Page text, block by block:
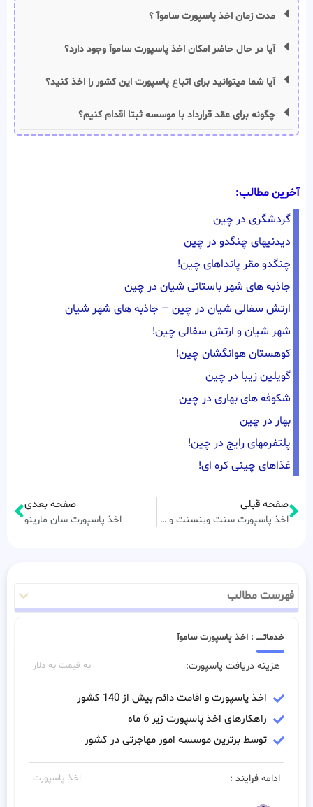
مدت زمان اخذ پاسپورت ساموآ ؟
آیا در حال حاضر امکان اخذ پاسپورت ساموآ وجود دارد؟
آیا شما میتوانید برای اتباع پاسپورت این کشور را اخذ کنید؟
چگونه برای عقد قرارداد با موسسه ثبتا اقدام کنیم؟
آخرین مطالب:
گردشگری در چین
دیدنیهای چنگدو در چین
چنگدو مقر پانداهای چین!
جاذبه های شهر باستانی شیان در چین
ارتش سفالی شیان در چین – جاذبه های شهر شیان
شهر شیان و ارتش سفالی چین!
کوهستان هوانگشان چین!
گویلین زیبا در چین
شکوفه های بهاری در چین
بهار در چین
پلتفرمهای رایج در چین!
غذاهای چینی کره ای!
صفحه قبلی
اخذ پاسپورت سنت وینسنت و گرنادین‌ها
صفحه بعدی
اخذ پاسپورت سان مارینو
فهرست مطالب
خدماتـــــ : اخذ پاسپورت ساموآ
هزینه دریافت پاسپورت: به قیمت به دلار
اخذ پاسپورت و اقامت دائم بیش از 140 کشور
راهکارهای اخذ پاسپورت زیر 6 ماه
توسط برترین موسسه امور مهاجرتی در کشور
ادامه فرایند : اخذ پاسپورت